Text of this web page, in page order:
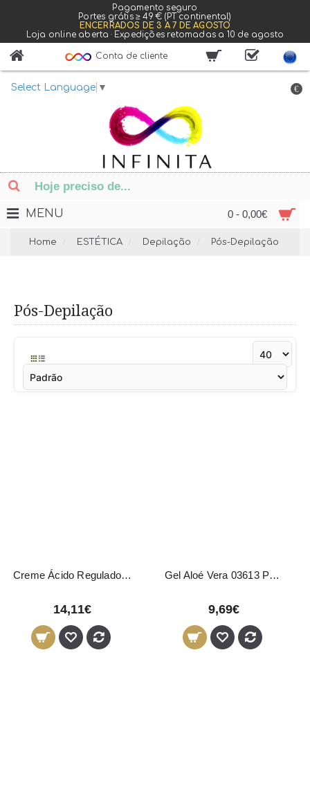
Pagamento seguro
Portes grátis ≥ 49 € (PT continental)
ENCERRADOS DE 3 A 7 DE AGOSTO
Loja online aberta · Expedições retomadas a 10 de agosto
Select Language ▼
Conta de cliente
€
0 - 0,00€
MENU
Home ESTÉTICA Depilação Pós-Depilação
Pós-Depilação
Creme Ácido Regulador pH LevisSime 200ml
14,11€
Gel Aloé Vera 03613 Pollié 500ml
9,69€